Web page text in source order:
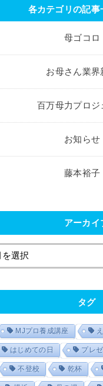
各カテゴリの記事
母ゴコロ
お母さん業界
百万母力プロジ
お知らせ
藤本裕子
アーカイ
タグ
MJプロ養成講座
はじめての日 プレ
不登校 乾杯